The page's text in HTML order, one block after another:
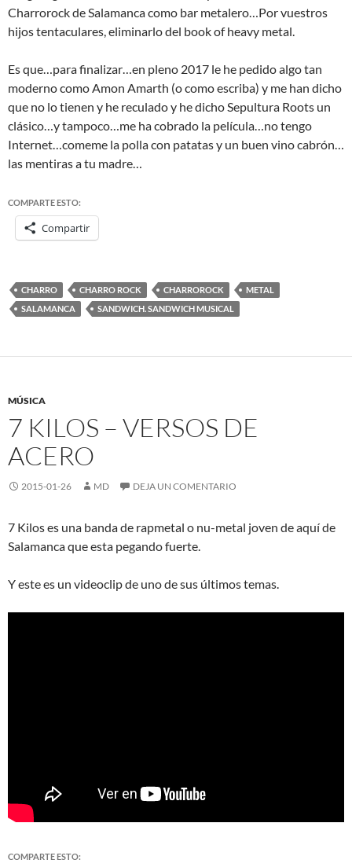
Charrorock de Salamanca como bar metalero…Por vuestros
hijos tentaculares, eliminarlo del book of heavy metal.
Es que…para finalizar…en pleno 2017 le he pedido algo tan
moderno como Amon Amarth (o como escriba) y me han dicho
que no lo tienen y he reculado y he dicho Sepultura Roots un
clásico…y tampoco…me ha cobrado la película…no tengo
Internet…comeme la polla con patatas y un buen vino cabrón…
las mentiras a tu madre…
COMPARTE ESTO:
Compartir
CHARRO CHARRO ROCK CHARROROCK
METAL
SALAMANCA
SANDWICH. SANDWICH MUSICAL
MÚSICA
7 KILOS – VERSOS DE
ACERO
2015-01-26 MD DEJA UN COMENTARIO
7 Kilos es una banda de rapmetal o nu-metal joven de aquí de
Salamanca que esta pegando fuerte.
Y este es un videoclip de uno de sus últimos temas.
COMPARTE ESTO: